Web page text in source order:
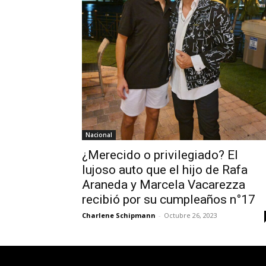
Nacional
¿Merecido o privilegiado? El
lujoso auto que el hijo de Rafa
Araneda y Marcela Vacarezza
recibió por su cumpleaños n°17
Charlene Schipmann - Octubre 26, 2023